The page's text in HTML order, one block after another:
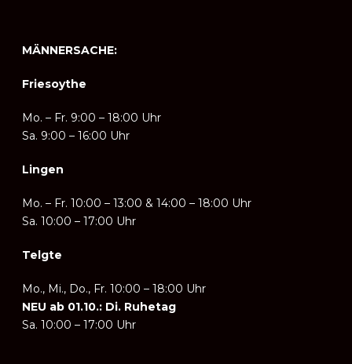
MÄNNERSACHE:
Friesoythe
Mo. – Fr. 9:00 – 18:00 Uhr
Sa. 9:00 – 16:00 Uhr
Lingen
Mo. – Fr. 10:00 – 13:00 & 14:00 – 18:00 Uhr
Sa. 10:00 – 17:00 Uhr
Telgte
Mo., Mi., Do., Fr. 10:00 – 18:00 Uhr
NEU ab 01.10.: Di. Ruhetag
Sa. 10:00 – 17:00 Uhr